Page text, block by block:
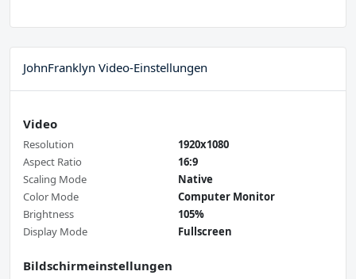
JohnFranklyn Video-Einstellungen
Video
Resolution
1920x1080
Aspect Ratio
16:9
Scaling Mode
Native
Color Mode
Computer Monitor
Brightness
105%
Display Mode
Fullscreen
Bildschirmeinstellungen